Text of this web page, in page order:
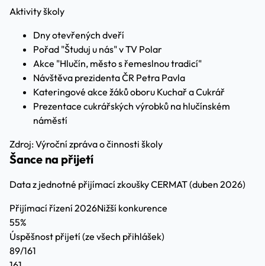
Aktivity školy
Dny otevřených dveří
Pořad "Študuj u nás" v TV Polar
Akce "Hlučín, město s řemeslnou tradicí"
Návštěva prezidenta ČR Petra Pavla
Kateringové akce žáků oboru Kuchař a Cukrář
Prezentace cukrářských výrobků na hlučínském
náměstí
Zdroj: Výroční zpráva o činnosti školy
Šance na přijetí
Data z jednotné přijímací zkoušky CERMAT (duben 2026)
Přijímací řízení 2026Nižší konkurence
55%
Úspěšnost přijetí(ze všech přihlášek)
89/161